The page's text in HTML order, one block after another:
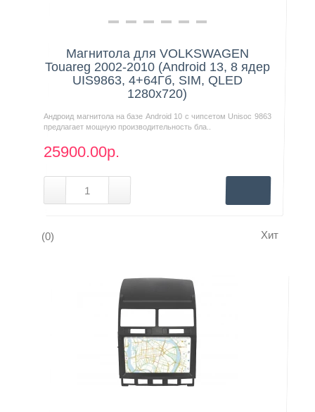
Нашли дешевле?
Магнитола для VOLKSWAGEN
Touareg 2002-2010 (Android 13, 8 ядер
UIS9863, 4+64Гб, SIM, QLED
1280x720)
Андроид магнитола на базе Android 10 с чипсетом Unisoc 9863
предлагает мощную производительность бла..
25900.00р.
(0) Хит